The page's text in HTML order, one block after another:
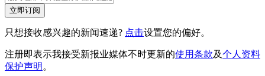
立即订阅
只想接收感兴趣的新闻速递? 点击设置您的偏好。
注册即表示我接受新报业媒体不时更新的使用条款及个人资料
保护声明。